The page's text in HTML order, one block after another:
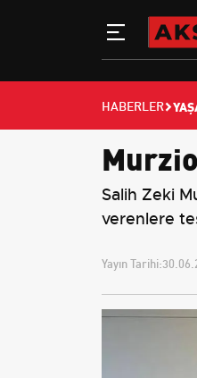
HABERLER
Salih Zeki
verenlere
Yayın Tarihi: